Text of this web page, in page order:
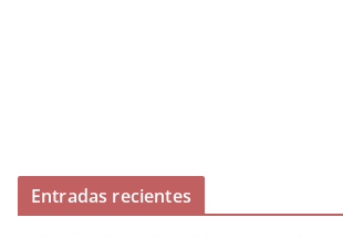
Entradas recientes